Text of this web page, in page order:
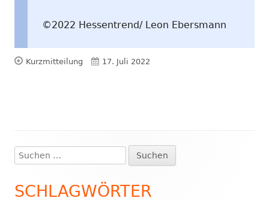
©2022 Hessentrend/ Leon Ebersmann
Format
Kurzmitteilung Veröffentlicht
17. Juli 2022
Haupt-
Seitenleiste
Suchen
nach:
SCHLAGWÖRTER